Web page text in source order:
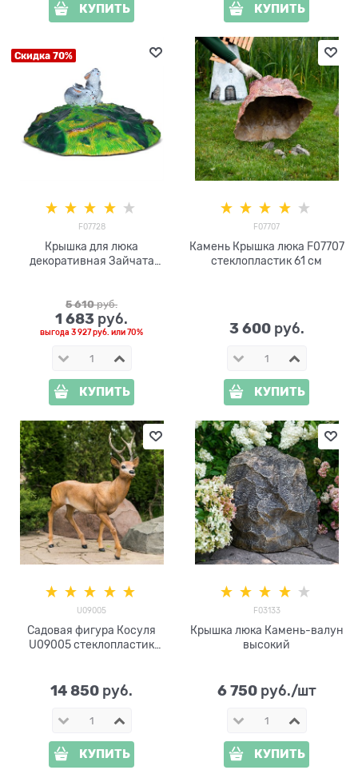
КУПИТЬ КУПИТЬ
Скидка 70%
F07728
Крышка для люка
декоративная Зайчата
5 610 руб.
1 683 руб.
выгода 3 927 руб. или70%
КУПИТЬ
F07707
Камень Крышка люка F07707
стеклопластик 61 см
3 600 руб.
КУПИТЬ
U09005
Садовая фигура Косуля
U09005 стеклопластик
14 850 руб.
КУПИТЬ
F03133
Крышка люка Камень-валун
высокий
6 750 руб./шт
КУПИТЬ